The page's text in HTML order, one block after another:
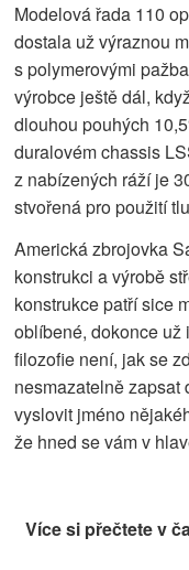
Modelová řada 110
dostala už výraznou
s polymerovými
výrobce ještě dál,
dlouhou pouhých
duralovém chassis
z nabízených ráží je
stvořená pro použití
Americká zbrojovka
konstrukci a výrobě
konstrukce patří sice
oblíbené, dokonce už
filozofie není, jak se
nesmazatelně zapsat
vyslovit jméno
že hned se vám v
Více si přečtete v